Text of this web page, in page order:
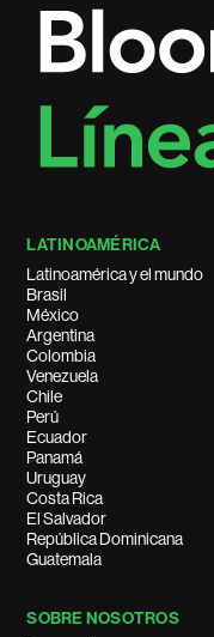
LATINOAMÉRICA
Latinoamérica y el mundo
Brasil
México
Argentina
Colombia
Venezuela
Chile
Perú
Ecuador
Panamá
Uruguay
Costa Rica
El Salvador
República Dominicana
Guatemala
SOBRE NOSOTROS